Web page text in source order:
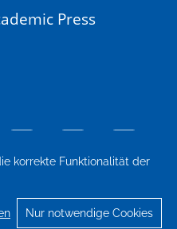
korrekte Funktionalität der
Nur notwendige Cookies
Press
Einstellungen